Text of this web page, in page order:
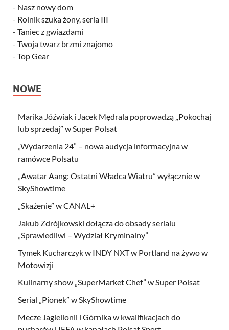
- Nasz nowy dom
- Rolnik szuka żony, seria III
- Taniec z gwiazdami
- Twoja twarz brzmi znajomo
- Top Gear
NOWE
Marika Jóźwiak i Jacek Mędrala poprowadzą „Pokochaj
lub sprzedaj” w Super Polsat
„Wydarzenia 24” – nowa audycja informacyjna w
ramówce Polsatu
„Awatar Aang: Ostatni Władca Wiatru” wyłącznie w
SkyShowtime
„Skażenie” w CANAL+
Jakub Zdrójkowski dołącza do obsady serialu
„Sprawiedliwi – Wydział Kryminalny”
Tymek Kucharczyk w INDY NXT w Portland na żywo w
Motowizji
Kulinarny show „SuperMarket Chef” w Super Polsat
Serial „Pionek” w SkyShowtime
Mecze Jagiellonii i Górnika w kwalifikacjach do